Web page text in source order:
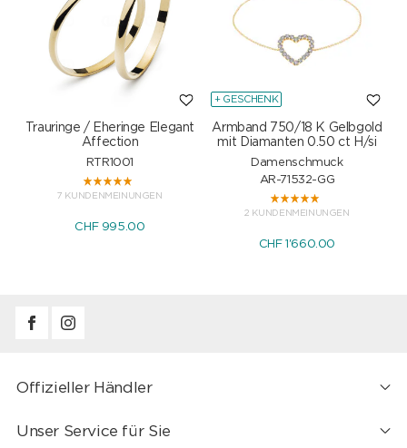
Trauringe / Eheringe Elegant
Affection
RTR1001
7 KUNDENMEINUNGEN
CHF 995.00
+ GESCHENK
Armband 750/18 K Gelbgold
mit Diamanten 0.50 ct H/si
Damenschmuck
AR-71532-GG
2 KUNDENMEINUNGEN
CHF 1'660.00
Offizieller Händler
Unser Service für Sie